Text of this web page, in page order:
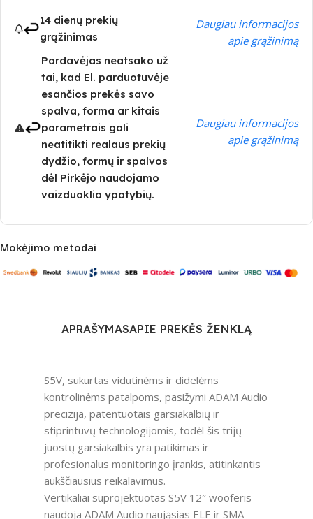
14 dienų prekių
grąžinimas
Daugiau informacijos
apie grąžinimą
Pardavėjas neatsako už
tai, kad El. parduotuvėje
esančios prekės savo
spalva, forma ar kitais
parametrais gali
neatitikti realaus prekių
dydžio, formų ir spalvos
dėl Pirkėjo naudojamo
vaizduoklio ypatybių.
Daugiau informacijos
apie grąžinimą
Mokėjimo metodai
APRAŠYMASAPIE PREKĖS ŽENKLĄ
S5V, sukurtas vidutinėms ir didelėms
kontrolinėms patalpoms, pasižymi ADAM Audio
precizija, patentuotais garsiakalbių ir
stiprintuvų technologijomis, todėl šis trijų
juostų garsiakalbis yra patikimas ir
profesionalus monitoringo įrankis, atitinkantis
aukščiausius reikalavimus.
Vertikaliai suprojektuotas S5V 12″ wooferis
naudoja ADAM Audio naująsias ELE ir SMA